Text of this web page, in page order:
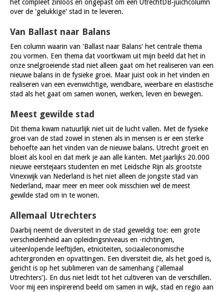
het compleet zinloos en ongepast om een UtrechtDB-juichcolumn
over de 'gelukkige' stad in te leveren.
Van Ballast naar Balans
Een column waarin van 'Ballast naar Balans' het centrale thema
zou vormen. Een thema dat voortkwam uit mijn beeld dat het in
onze snelgroeiende stad niet alleen gaat om het realiseren van een
nieuwe balans in de fysieke groei. Maar juist ook in het vinden en
realiseren van een evenwichtige, wendbare, weerbare en elastische
stad als het gaat om samen wonen, werken, leven en bewegen.
Meest gewilde stad
Dit thema kwam natuurlijk niet uit de lucht vallen. Met de fysieke
groei van de stad zowel in stenen als in mensen is er een sterke
behoefte aan het vinden van de nieuwe balans. Utrecht groeit en
bloeit als kool en dat merk je aan alle kanten. Met jaarlijks 20.000
nieuwe eerstejaars studenten en met Leidsche Rijn als grootste
Vinexwijk van Nederland is het niet alleen de jongste stad van
Nederland, maar meer en meer ook misschien wel de meest
gewilde stad om in te wonen.
Allemaal Utrechters
Daarbij neemt de diversiteit in de stad geweldig toe: een grote
verscheidenheid aan opleidingsniveaus en -richtingen,
uiteenlopende leeftijden, etniciteiten, sociaaleconomische
achtergronden en opvattingen. Een diversiteit die, als het goed is,
gericht is op het sublimeren van de samenhang ('allemaal
Utrechters'). En dus niet leidt tot het cultiveren van de verschillen.
Voor mij een inspirerend beeld om samen in wijk, stad en regio aan